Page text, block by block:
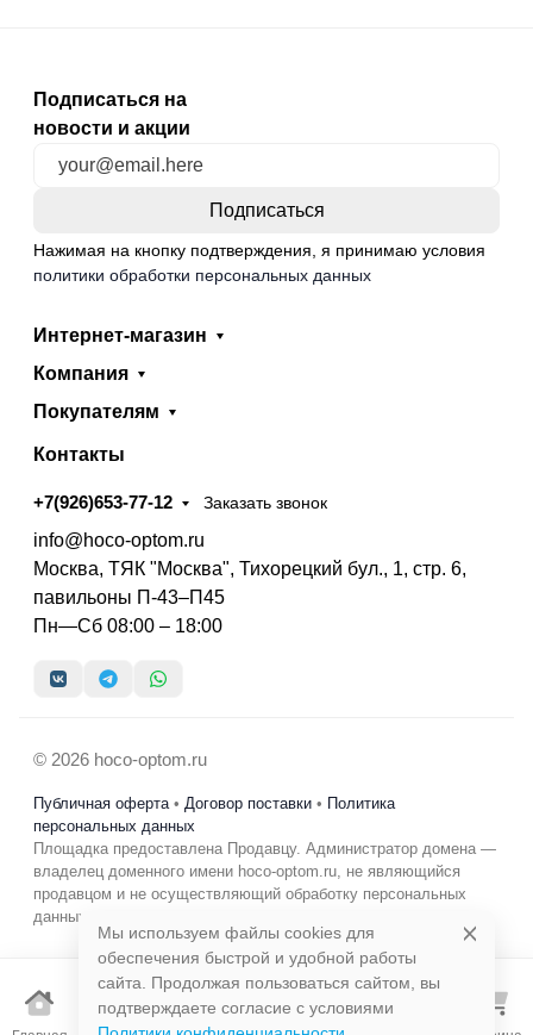
Подписаться на
новости и акции
Нажимая на кнопку подтверждения, я принимаю условия
политики обработки персональных данных
Интернет-магазин
Компания
Покупателям
Контакты
+7(926)653-77-12 Заказать звонок
info@hoco-optom.ru
Москва, ТЯК "Москва", Тихорецкий бул., 1, стр. 6,
павильоны П-43–П45
Пн—Сб 08:00 – 18:00
© 2026 hoco-optom.ru
Публичная оферта• Договор поставки • Политика
персональных данных
Площадка предоставлена Продавцу. Администратор домена —
владелец доменного имени hoco-optom.ru, не являющийся
продавцом и не осуществляющий обработку персональных
данных в коммерческих целях.
Мы используем файлы cookies для
обеспечения быстрой и удобной работы
сайта. Продолжая пользоваться сайтом, вы
подтверждаете согласие с условиями